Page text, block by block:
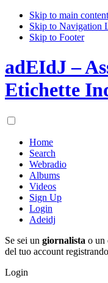
Skip to main content
Skip to Navigation
Skip to Footer
adEIdJ –
Etichette
Home
Search
Webradio
Albums
Videos
Sign Up
Login
Adeidj
Se sei un giornalista o un
del tuo account
Login